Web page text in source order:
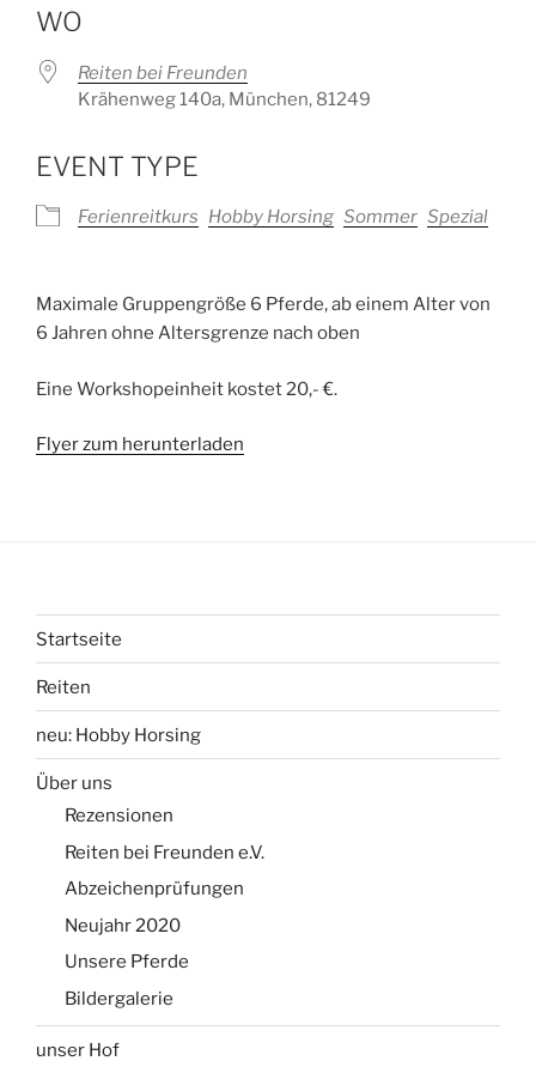
WO
Reiten bei Freunden
Krähenweg 140a, München, 81249
EVENT TYPE
Ferienreitkurs Hobby Horsing Sommer Spezial
Maximale Gruppengröße 6 Pferde, ab einem Alter von
6 Jahren ohne Altersgrenze nach oben
Eine Workshopeinheit kostet 20,- €.
Flyer zum herunterladen
Startseite
Reiten
neu: Hobby Horsing
Über uns
Rezensionen
Reiten bei Freunden e.V.
Abzeichenprüfungen
Neujahr 2020
Unsere Pferde
Bildergalerie
unser Hof